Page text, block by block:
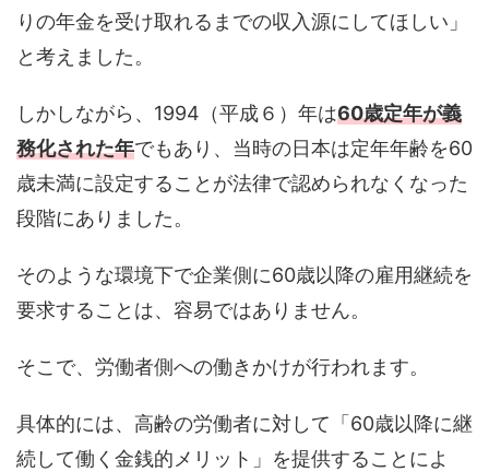
りの年金を受け取れるまでの収入源にしてほしい」
と考えました。
しかしながら、1994（平成６）年は60歳定年が義
務化された年でもあり、当時の日本は定年年齢を60
歳未満に設定することが法律で認められなくなった
段階にありました。
そのような環境下で企業側に60歳以降の雇用継続を
要求することは、容易ではありません。
そこで、労働者側への働きかけが行われます。
具体的には、高齢の労働者に対して「60歳以降に継
続して働く金銭的メリット」を提供することによ